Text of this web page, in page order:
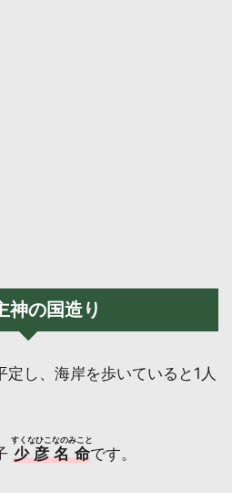
神の国造り
し、海岸を歩いていると1人
少彦名命
すくなひこなのみこと
です。